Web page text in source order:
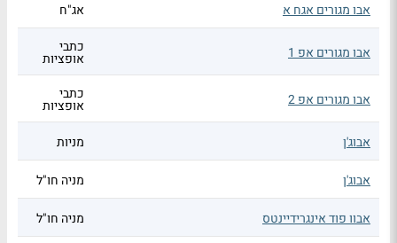
אבו מגורים אגח א אג"ח
אבו מגורים אפ 1 כתבי
אופציות
אבו מגורים אפ 2 כתבי
אופציות
אבוג'ן
מניות
אבוג'ן מניה חו"ל
אבוו פוד אינגרידיינטס מניה חו"ל